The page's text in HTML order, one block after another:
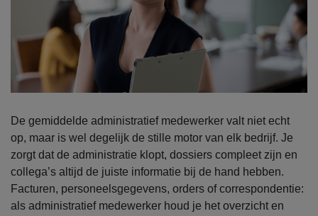
De gemiddelde administratief medewerker valt niet echt
op, maar is wel degelijk de stille motor van elk bedrijf. Je
zorgt dat de administratie klopt, dossiers compleet zijn en
collega’s altijd de juiste informatie bij de hand hebben.
Facturen, personeelsgegevens, orders of correspondentie:
als administratief medewerker houd je het overzicht en